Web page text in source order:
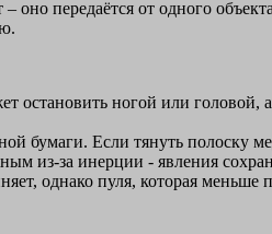
оно передаётся от одного
остановить ногой или головой,
бумаги. Если тянуть полоску
из-за инерции - явления
однако пуля, которая